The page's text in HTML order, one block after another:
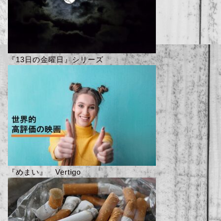
『13日の金曜日』シリーズ
『めまい』 Vertigo